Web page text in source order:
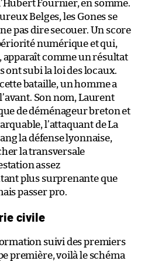
Fournier, en somme.
Belges, les Gones se
pas dire secouer. Un score
numérique et qui,
apparaît comme un résultat
ont subi la loi des locaux.
bataille, un homme a
Son nom, Laurent
de déménageur breton et
l’attaquant de La
la défense lyonnaise,
la transversale
assez
plus surprenante que
passer pro.
civile
suivi des premiers
première, voilà le schéma